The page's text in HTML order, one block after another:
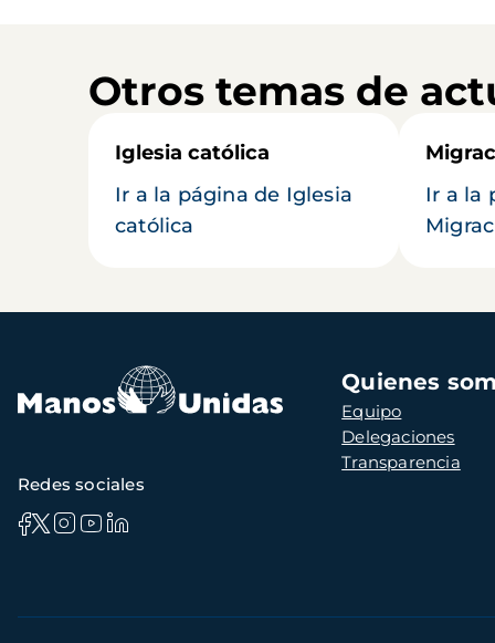
Otros temas de
Iglesia católica
Ir a la página de Iglesia
católica
Ir a la
Navegación
principal
Quienes
Equipo
Delegaciones
Transparencia
Redes sociales